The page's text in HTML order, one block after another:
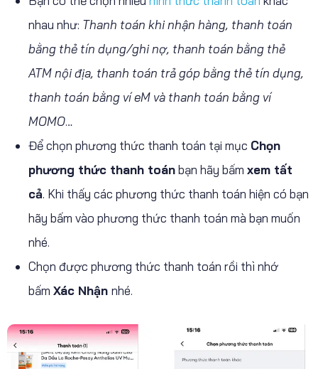
nhau như: Thanh toán khi nhận hàng, thanh toán
bằng thẻ tín dụng/ghi nợ, thanh toán bằng thẻ
ATM nội địa, thanh toán trả góp bằng thẻ tín dụng,
thanh toán bằng ví eM và thanh toán bằng ví
MOMO…
Để chọn phương thức thanh toán tại mục Chọn
phương thức thanh toánbạn hãy bấm xem tất
cả. Khi thấy các phương thức thanh toán hiện có bạn
hãy bấm vào phương thức thanh toán mà bạn muốn
nhé.
Chọn được phương thức thanh toán rồi thì nhớ
bấm Xác Nhận nhé.